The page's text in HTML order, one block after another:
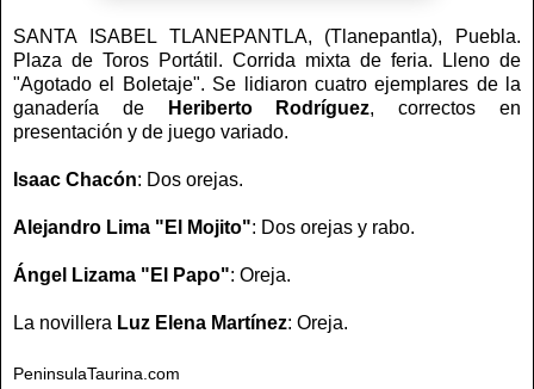
SANTA ISABEL TLANEPANTLA, (Tlanepantla), Puebla.
Plaza de Toros Portátil. Corrida mixta de feria. Lleno de
"Agotado el Boletaje". Se lidiaron cuatro ejemplares de la
ganadería de
Heriberto Rodríguez, correctos en
presentación y de juego variado.
Isaac Chacón: Dos orejas.
Alejandro Lima "El Mojito": Dos orejas y rabo.
Ángel Lizama "El Papo": Oreja.
La novillera Luz Elena Martínez: Oreja.
PeninsulaTaurina.com